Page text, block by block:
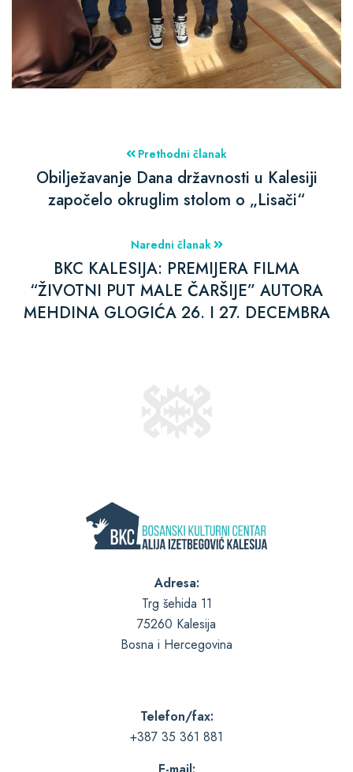
Prethodni članak
Obilježavanje Dana državnosti u Kalesiji
započelo okruglim stolom o „Lisači“
Naredni članak
BKC KALESIJA: PREMIJERA FILMA
“ŽIVOTNI PUT MALE ČARŠIJE” AUTORA
MEHDINA GLOGIĆA 26. I 27. DECEMBRA
Adresa:
Trg šehida 11
75260 Kalesija
Bosna i Hercegovina
Telefon/fax:
+387 35 361 881